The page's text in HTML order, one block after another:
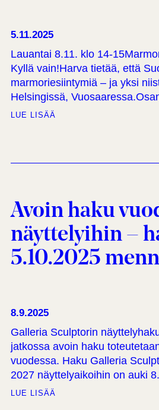
5.11.2025
Lauantai 8.11. klo 14-
Kyllä vain!Harva tietää, että
marmoriesiintymiä – ja yksi
Helsingissä,
LUE LISÄÄ
Avoin haku
näyttelyihin –
5.10.2025
8.9.2025
Galleria Sculptorin
jatkossa avoin haku
vuodessa. Haku Galleria
2027 näyttelyaikoihin on auki
LUE LISÄÄ